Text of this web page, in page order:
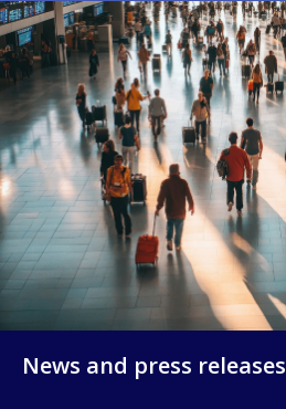
Image
News and press releases